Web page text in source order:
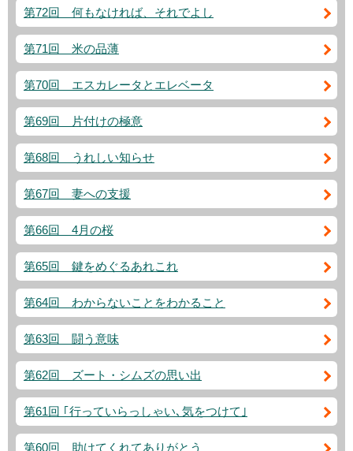
第72回 何もなければ、それでよし
第71回 米の品薄
第70回 エスカレータとエレベータ
第69回 片付けの極意
第68回 うれしい知らせ
第67回 妻への支援
第66回 4月の桜
第65回 鍵をめぐるあれこれ
第64回 わからないことをわかること
第63回 闘う意味
第62回 ズート・シムズの思い出
第61回 ｢行っていらっしゃい､気をつけて｣
第60回 助けてくれてありがとう